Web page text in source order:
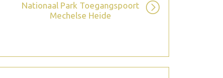
Nationaal Park Toegangspoort
Mechelse Heide